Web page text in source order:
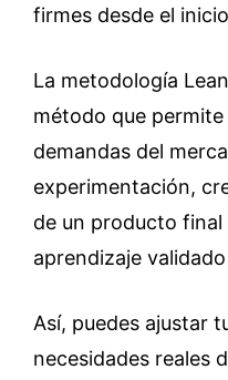
firmes desde el
La metodología
método que
demandas del
experimentación,
de un producto
aprendizaje
Así, puedes ajustar
necesidades reales